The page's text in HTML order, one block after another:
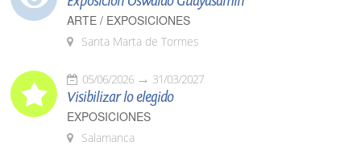
ARTE / EXPOSICIONES
Santa Marta de Tormes
05/06/2026 31/03/2027
Visibilizar lo elegido
EXPOSICIONES
Salamanca